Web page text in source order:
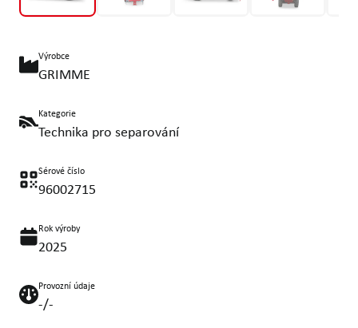
Výrobce
GRIMME
Kategorie
Technika pro separování
Sérové číslo
96002715
Rok výroby
2025
Provozní údaje
-/-